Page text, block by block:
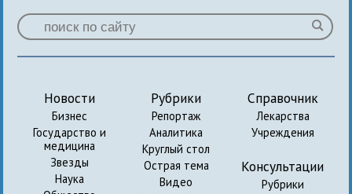
Новости
Бизнес
Государство и
медицина
Звезды
Наука
Рубрики
Репортаж
Аналитика
Круглый стол
Острая тема
Видео
Справочник
Лекарства
Учреждения
Консультации
Рубрики